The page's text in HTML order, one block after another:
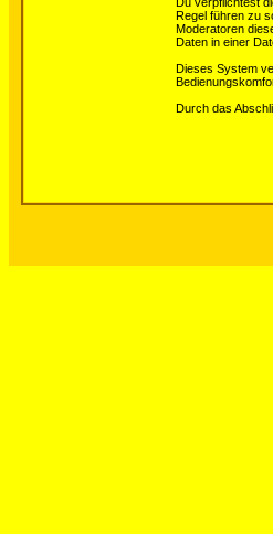
Regel führen zu
Moderatoren
Daten in einer
Dieses System
Durch das